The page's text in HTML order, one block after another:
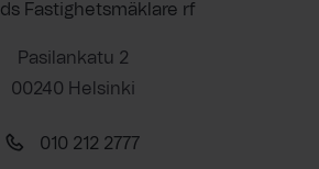
Fastighetsmäklare rf
Pasilankatu 2
00240 Helsinki
010 212 2777